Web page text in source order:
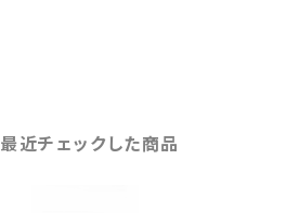
最近チェックした商品